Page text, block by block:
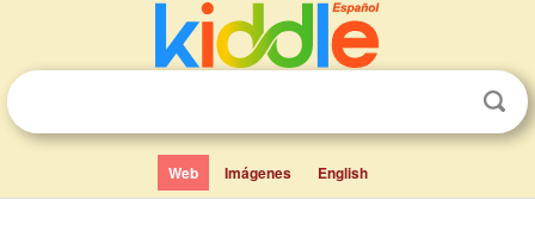
Web Imágenes English